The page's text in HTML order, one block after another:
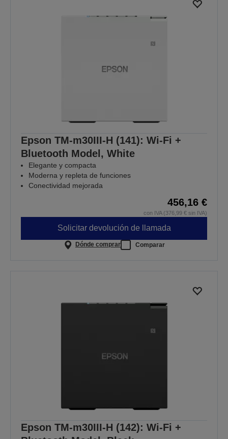
Epson TM-m30III-H (141): Wi-Fi +
Bluetooth Model, White
Elegante y compacta
Moderna y repleta de funciones
Conectividad mejorada
456,16 €
con IVA (376,99 € sin IVA)
Solicitar devolución de llamada
Dónde comprar Comparar
Epson TM-m30III-H (142): Wi-Fi +